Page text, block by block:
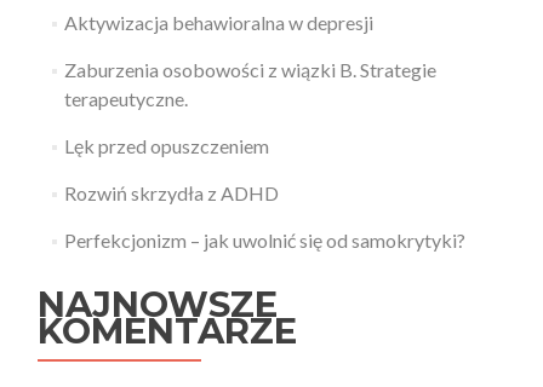
Aktywizacja behawioralna w depresji
Zaburzenia osobowości z wiązki B. Strategie
terapeutyczne.
Lęk przed opuszczeniem
Rozwiń skrzydła z ADHD
Perfekcjonizm – jak uwolnić się od samokrytyki?
NAJNOWSZE
KOMENTARZE